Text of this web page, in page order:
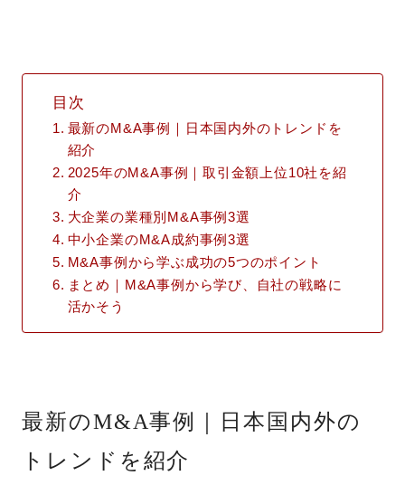
目次
最新のM&A事例｜日本国内外のトレンドを
紹介
2025年のM&A事例｜取引金額上位10社を紹
介
大企業の業種別M&A事例3選
中小企業のM&A成約事例3選
M&A事例から学ぶ成功の5つのポイント
まとめ｜M&A事例から学び、自社の戦略に
活かそう
最新のM&A事例｜日本国内外の
トレンドを紹介